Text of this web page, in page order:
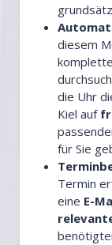
diesem
die Uhr
Kiel auf
für Sie
Termin
eine E-